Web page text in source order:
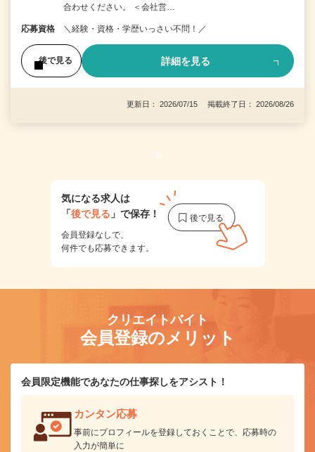
合わせください。 ＜会社営…
応募資格 ＼経験・資格・学歴いっさい不問！／
後で見る 詳細を見る
更新日： 2026/07/15 掲載終了日： 2026/08/26
1
気になる求人は
「後で見る 」で保存！
会員登録なしで、
何件でも応募できます。
クリエイトバイト
会員登録のメリット
会員限定機能であなたの仕事探しをアシスト！
カンタン応募
事前にプロフィールを登録しておくことで、応募時の
入力が簡単に